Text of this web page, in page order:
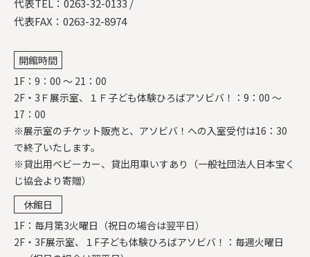
代表TEL： 0263-32-0133 /
代表FAX：0263-32-8974
開館時間
1F：9：00 ～ 21：00
2F・3Ｆ展示室、１Ｆ子ども体験ひろばアソビバ！：9：00 ～
17：00
※展示室のチケット販売と、アソビバ！への入室受付は16：30
で終了いたします。
※貸出用ベビーカー、貸出用車いすあり（一般社団法人日本宝く
じ協会より寄贈）
休館日
1F：毎月第3火曜日（祝日の場合は翌平日）
2F・3F展示室、１F子ども体験ひろばアソビバ！：毎週火曜日